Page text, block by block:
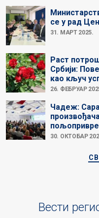
31. МАРТ 2025.
се у рад
26. ФЕБРУАР
Раст
Србији:
као кључ
30. ОКТОБАР
Чадеж:
Вести